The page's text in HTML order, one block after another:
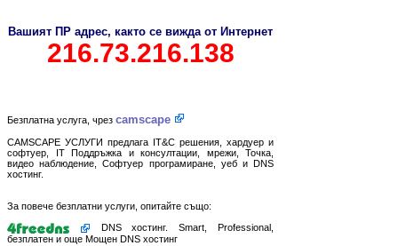
Вашият ПР адрес, както се вижда от Интернет
216.73.216.138
Безплатна услуга, чрез camscape
CAMSCAPE УСЛУГИ предлага IT&C решения, хардуер и
софтуер, IT Поддръжка и консултации, мрежи, Точка,
видео наблюдение, Софтуер програмиране, уеб и DNS
хостинг.
За повече безплатни услуги, опитайте също:
DNS хостинг. Smart, Professional,
безплатен и още Мощен DNS хостинг